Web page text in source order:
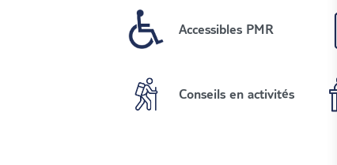
Accessibles PMR
Conseils en activités